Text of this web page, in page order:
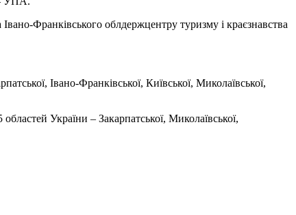
Івано-Франківського облдержцентру туризму і краєзнавства
Івано-Франківської, Київської, Миколаївської,
України – Закарпатської, Миколаївської,